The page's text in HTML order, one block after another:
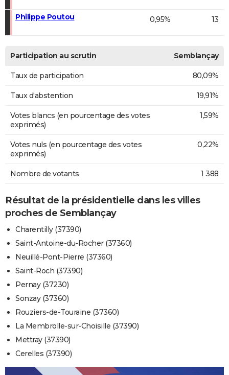
Philippe Poutou 0,95% 13
Participation au scrutin Semblançay
Taux de participation 80,09%
Taux d'abstention 19,91%
Votes blancs (en pourcentage des votes
exprimés)
1,59%
Votes nuls (en pourcentage des votes
exprimés)
0,22%
Nombre de votants 1 388
Résultat de la présidentielle dans les villes
proches de Semblançay
Charentilly (37390)
Saint-Antoine-du-Rocher (37360)
Neuillé-Pont-Pierre (37360)
Saint-Roch (37390)
Pernay (37230)
Sonzay (37360)
Rouziers-de-Touraine (37360)
La Membrolle-sur-Choisille (37390)
Mettray (37390)
Cerelles (37390)